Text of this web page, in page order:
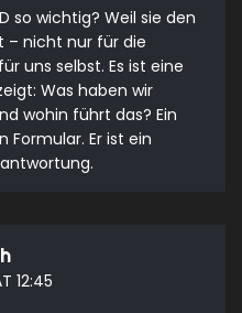
so wichtig? Weil sie den
– nicht nur für die
uns selbst. Es ist eine
Was haben wir
wohin führt das? Ein
Formular. Er ist ein
12:45